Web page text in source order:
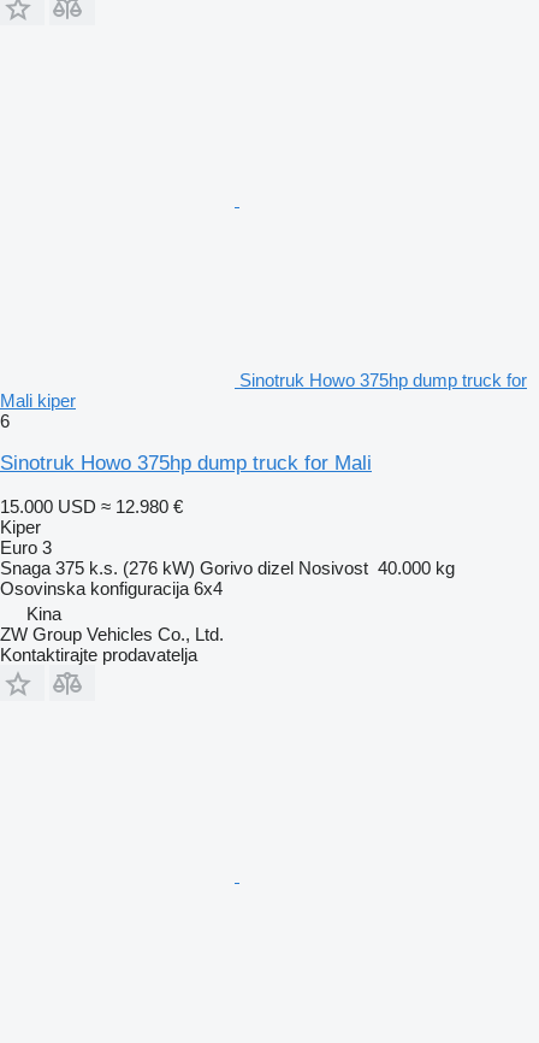
Sinotruk Howo 375hp dump truck for
Mali kiper
6
Sinotruk Howo 375hp dump truck for Mali
15.000 USD ≈ 12.980 €
Kiper
Euro 3
Snaga 375 k.s. (276 kW) Gorivo dizel Nosivost 40.000 kg
Osovinska konfiguracija 6x4
Kina
ZW Group Vehicles Co., Ltd.
Kontaktirajte prodavatelja